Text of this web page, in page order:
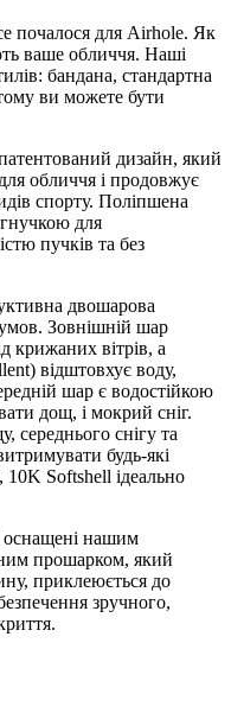
почалося для Airhole. Як
ваше обличчя. Наші
бандана, стандартна
ви можете бути
дизайн, який
обличчя і продовжує
спорту. Поліпшена
для
пучків та без
двошарова
Зовнішній шар
крижаних вітрів, а
відштовхує воду,
шар є водостійкою
дощ, і мокрий сніг.
середнього снігу та
будь-які
Softshell ідеально
оснащені нашим
прошарком, який
приклеюється до
зручного,